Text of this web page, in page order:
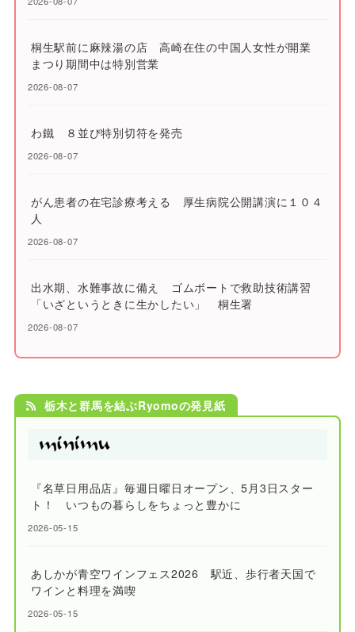
桐生駅前に麻辣湯の店 高崎在住の中国人女性が開業
まつり期間中は特別営業
2026-08-07
わ鐵 ８並び特別切符を発売
2026-08-07
がん患者の在宅診療考える 厚生病院公開講演に１０４
人
2026-08-07
出水期、水難事故に備え ゴムボートで救助技術講習
「いざというときに生かしたい」 桐生署
2026-08-07
栃木と群馬を結ぶRyomoの発見紙
『名草日用品店』毎週日曜日オープン、5月3日スター
ト！ いつもの暮らしをちょっと豊かに
2026-05-15
あしかが青空ワインフェス2026 駅近、歩行者天国で
ワインと料理を満喫
2026-05-15